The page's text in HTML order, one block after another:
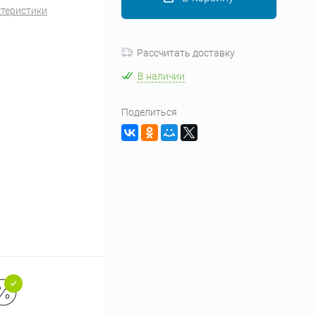
Рассчитать доставку
В наличии
Поделиться